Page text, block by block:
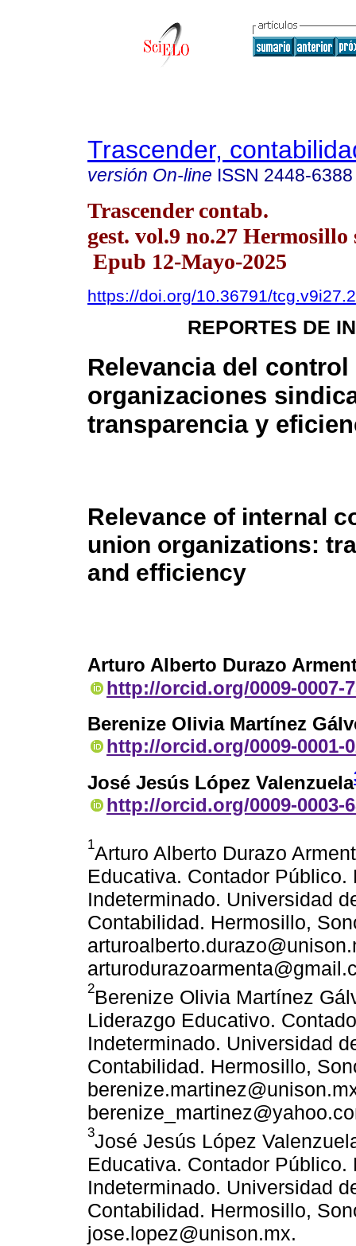
Trascender,
versión On-line ISSN 2448-6388
Trascender contab.
gest. vol.9 no.27 Hermosillo
Epub 12-Mayo-2025
https://doi.org/10.36791/
REPORTES DE
Relevancia del
organizaciones
transparencia y
Relevance of internal
union organizations:
and efficiency
Arturo Alberto Durazo
http://orcid.org/0009-0007-
Berenize Olivia Martínez
http://orcid.org/0009-0001-
José Jesús López Valenzuela
http://orcid.org/0009-0003-
1Arturo Alberto Durazo
Educativa. Contador
Indeterminado. Universidad
Contabilidad. Hermosillo,
2Berenize Olivia Martínez
Liderazgo Educativo.
Indeterminado. Universidad
Contabilidad. Hermosillo,
3José Jesús López
Educativa. Contador
Indeterminado. Universidad
Contabilidad. Hermosillo,
jose.lopez@unison.mx.